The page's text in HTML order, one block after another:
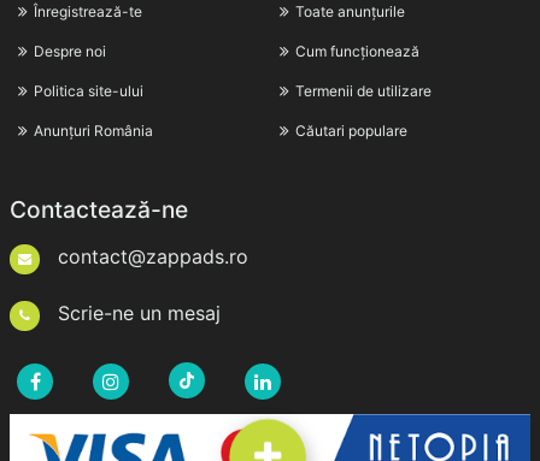
Înregistrează-te
Despre noi
Politica site-ului
Anunțuri România
Toate anunțurile
Cum funcționează
Termenii de utilizare
Căutari populare
Contactează-ne
contact@zappads.ro
Scrie-ne un mesaj